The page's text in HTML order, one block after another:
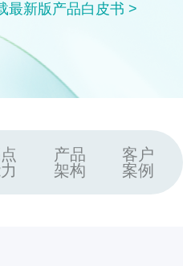
最新版产品白皮书 >
产品
架构
客户
案例